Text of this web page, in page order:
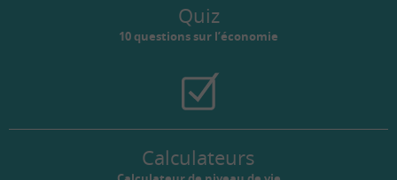
Quiz
10 questions sur l’économie
Calculateurs